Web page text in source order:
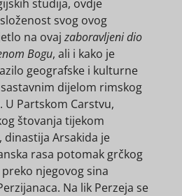
studija, ovdje
svog ovog
na ovaj zaboravljeni dio
Bogu, ali i kako je
geografske i kulturne
dijelom rimskog
U Partskom Carstvu,
štovanja tijekom
Arsakida je
rasa potomak grčkog
njegovog sina
Na lik Perzeja se